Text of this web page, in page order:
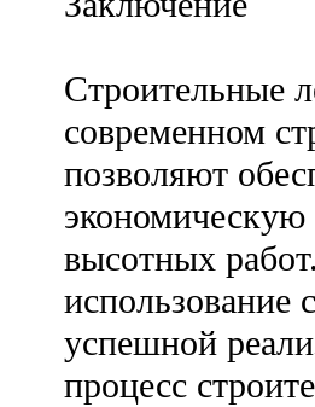
Строительные
современном
позволяют
высотных
использование
успешной
процесс